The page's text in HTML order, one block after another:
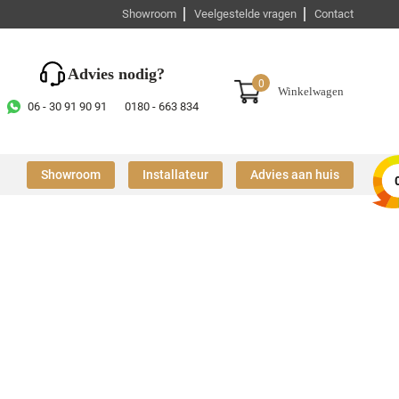
Showroom Veelgestelde vragen Contact
Advies nodig?
06 - 30 91 90 91 0180 - 663 834
0
Winkelwagen
Showroom Installateur Advies aan huis